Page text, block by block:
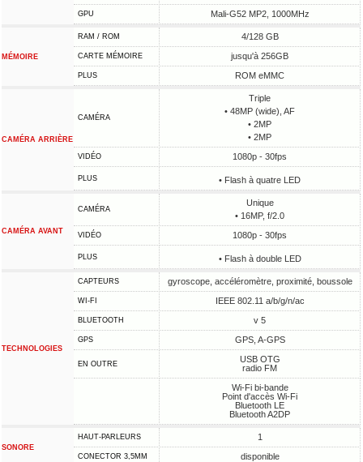
GPU Mali-G52 MP2, 1000MHz
MÉMOIRE
RAM / ROM 4/128 GB
CARTE MÉMOIRE jusqu'à 256GB
PLUS ROM eMMC
CAMÉRA ARRIÈRE
CAMÉRA
Triple
• 48MP (wide), AF
• 2MP
• 2MP
VIDÉO 1080p - 30fps
PLUS • Flash à quatre LED
CAMÉRA AVANT
CAMÉRA
Unique
• 16MP, f/2.0
VIDÉO 1080p - 30fps
PLUS • Flash à double LED
TECHNOLOGIES
CAPTEURS gyroscope, accéléromètre, proximité, boussole
WI-FI IEEE 802.11 a/b/g/n/ac
BLUETOOTH v 5
GPS GPS, A-GPS
EN OUTRE
USB OTG
radio FM
Wi-Fi bi-bande
Point d'accès Wi-Fi
Bluetooth LE
Bluetooth A2DP
SONORE
HAUT-PARLEURS 1
CONECTOR 3,5MM disponible